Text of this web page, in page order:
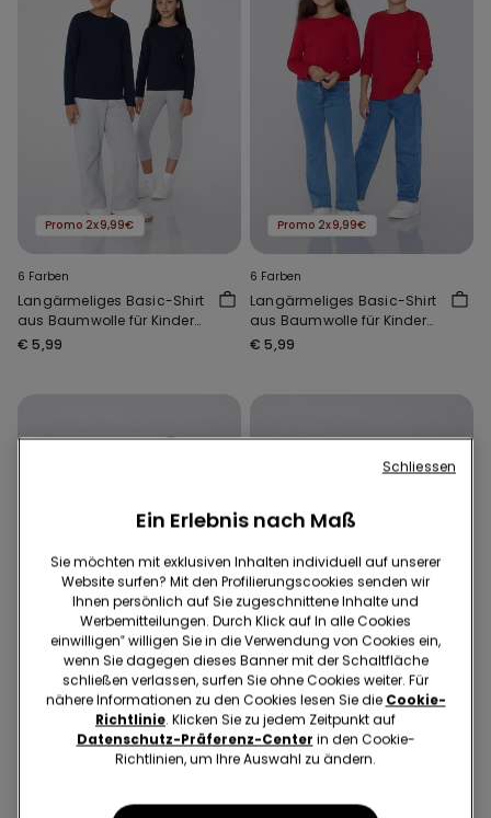
Promo 2x9,99€
6 Farben
Langärmeliges Basic-Shirt
aus Baumwolle für Kinder
Unisex
€ 5,99
Promo 2x9,99€
6 Farben
Langärmeliges Basic-Shirt
aus Baumwolle für Kinder
Unisex
€ 5,99
Promo 2x9,99€ Promo 2x9,99€
6 Farben
Ein Erlebnis nach Maß
Sie möchten mit exklusiven Inhalten individuell auf unserer
Website surfen? Mit den Profilierungscookies senden wir
Ihnen persönlich auf Sie zugeschnittene Inhalte und
Werbemitteilungen. Durch Klick auf In alle Cookies
einwilligen‟ willigen Sie in die Verwendung von Cookies ein,
wenn Sie dagegen dieses Banner mit der Schaltfläche
schließen verlassen, surfen Sie ohne Cookies weiter. Für
nähere Informationen zu den Cookies lesen Sie die Cookie-
Richtlinie. Klicken Sie zu jedem Zeitpunkt auf
Datenschutz-Präferenz-Center in den Cookie-
Richtlinien, um Ihre Auswahl zu ändern.
Schliessen